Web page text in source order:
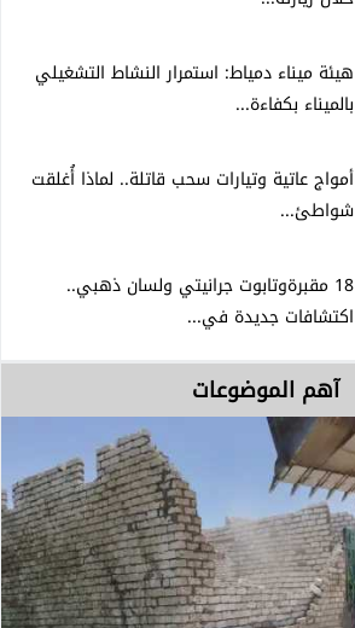
هيئة ميناء دمياط: استمرار النشاط التشغيلي
بالميناء بكفاءة...
أمواج عاتية وتيارات سحب قاتلة.. لماذا أُغلقت
شواطئ...
18 مقبرةوتابوت جرانيتي ولسان ذهبي..
اكتشافات جديدة في...
آهم الموضوعات